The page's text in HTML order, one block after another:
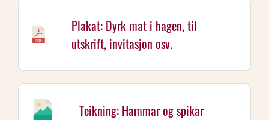
Plakat: Dyrk mat i hagen, til
utskrift, invitasjon osv.
Teikning: Hammar og spikar